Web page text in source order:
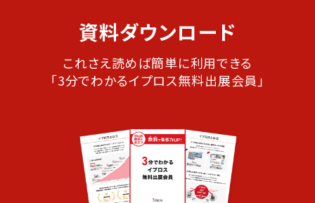
資料ダウンロード
これさえ読めば簡単に利用できる
「3分でわかるイプロス無料出展会員」